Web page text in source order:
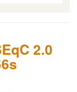
2.0